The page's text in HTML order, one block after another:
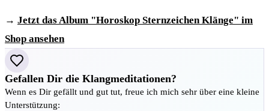
→ Jetzt das Album "Horoskop Sternzeichen Klänge" im
Shop ansehen
Gefallen Dir die Klangmeditationen?
Wenn es Dir gefällt und gut tut, freue ich mich sehr über eine kleine
Unterstützung: